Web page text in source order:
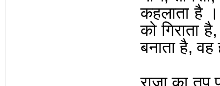
कहलाता है
को गिराता है
बनाता है,वह
राजा का तप